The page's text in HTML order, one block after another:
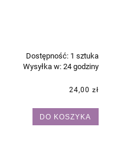
Dostępność: 1 sztuka
Wysyłka w: 24 godziny
24,00 zł
DO KOSZYKA